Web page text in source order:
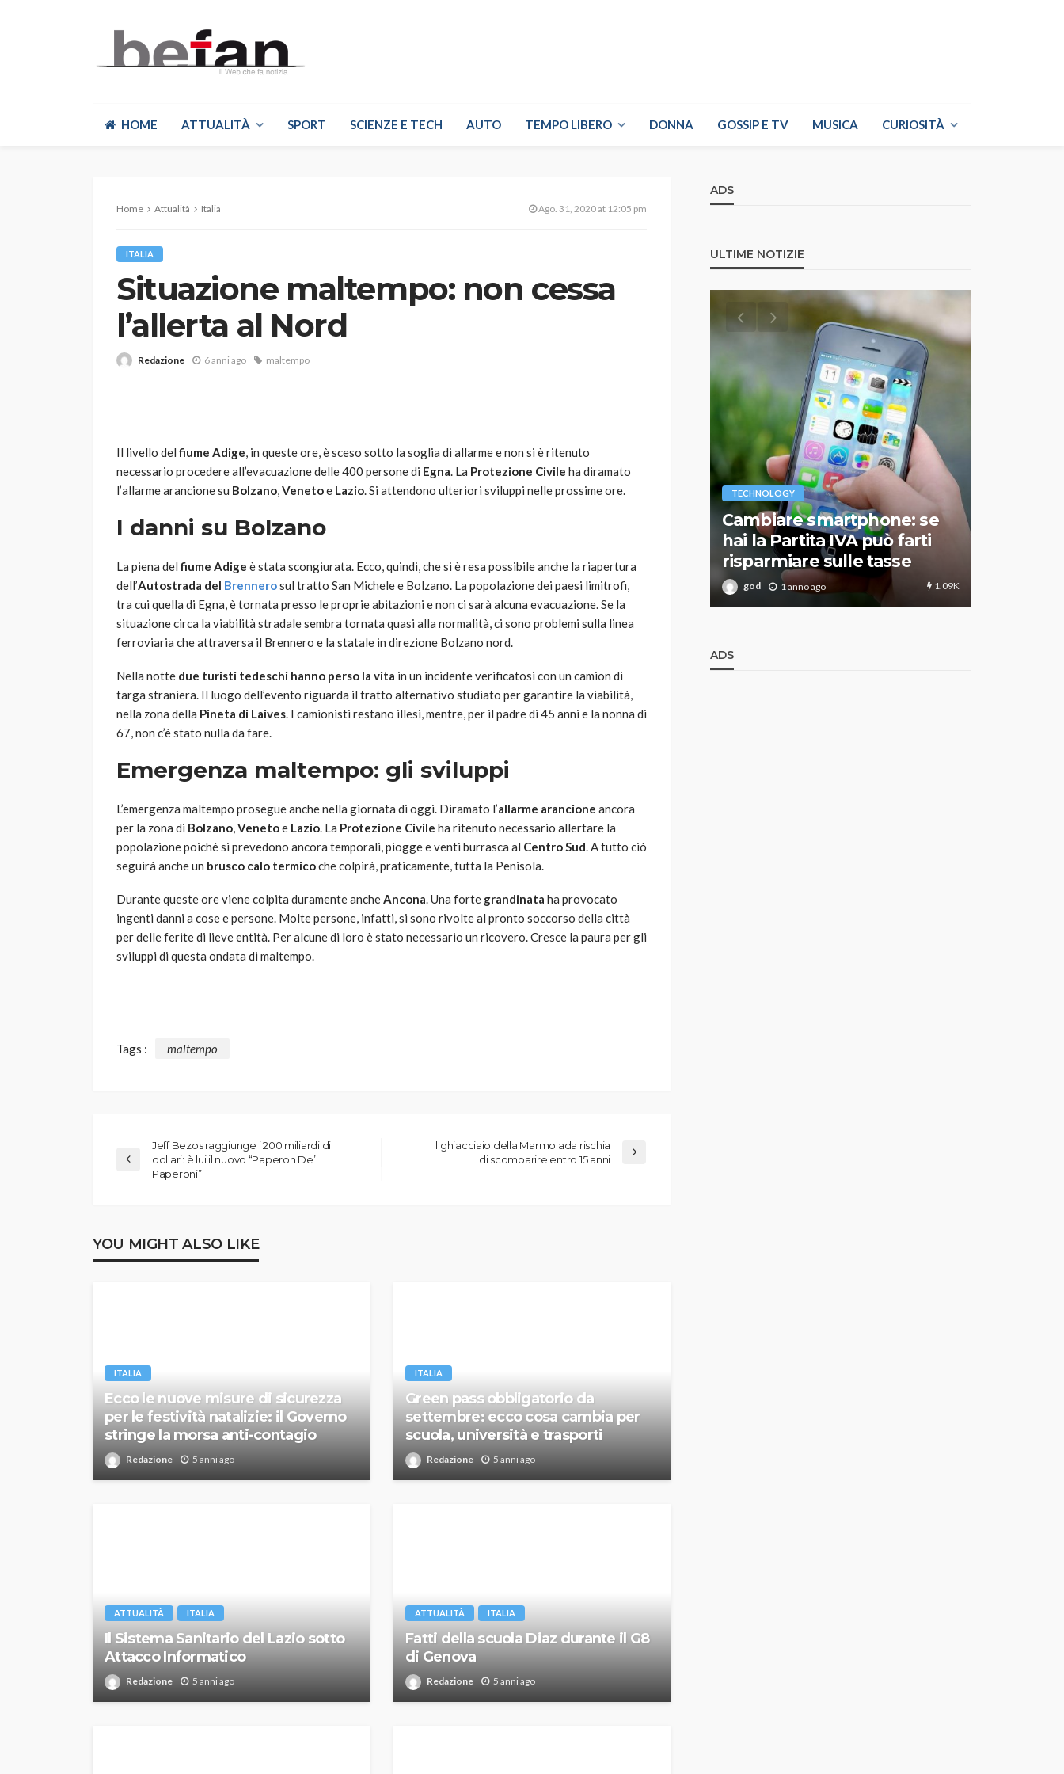
HOME ATTUALITÀ SPORT SCIENZE E TECH AUTO TEMPO LIBERO DONNA GOSSIP E TV MUSICA CURIOSITÀ
Home Attualità Italia Ago. 31, 2020 at 12:05 pm
ITALIA
Situazione maltempo: non cessa
l’allerta al Nord
Redazione 6 anni ago maltempo
Il livello delfiume Adige, in queste ore, è sceso sotto la soglia di allarme e non si è ritenuto
necessario procedere all’evacuazione delle 400 persone di Egna. La Protezione Civile ha diramato
l’allarme arancione su Bolzano,Venetoe Lazio. Si attendono ulteriori sviluppi nelle prossime ore.
I danni su Bolzano
La piena delfiume Adige è stata scongiurata. Ecco, quindi, che si è resa possibile anche la riapertura
dell’Autostrada del Brennerosul tratto San Michele e Bolzano. La popolazione dei paesi limitrofi,
tra cui quella di Egna, è tornata presso le proprie abitazioni e non ci sarà alcuna evacuazione. Se la
situazione circa la viabilità stradale sembra tornata quasi alla normalità, ci sono problemi sulla linea
ferroviaria che attraversa il Brennero e la statale in direzione Bolzano nord.
Nella notte due turisti tedeschi hanno perso la vita in un incidente verificatosi con un camion di
targa straniera. Il luogo dell’evento riguarda il tratto alternativo studiato per garantire la viabilità,
nella zona della Pineta di Laives. I camionisti restano illesi, mentre, per il padre di 45 anni e la nonna di
67, non c’è stato nulla da fare.
Emergenza maltempo: gli sviluppi
L’emergenza maltempo prosegue anche nella giornata di oggi. Diramato l’allarme arancione ancora
per la zona di Bolzano,Venetoe Lazio. La Protezione Civile ha ritenuto necessario allertare la
popolazione poiché si prevedono ancora temporali, piogge e venti burrasca al Centro Sud. A tutto ciò
seguirà anche un brusco calo termicoche colpirà, praticamente, tutta la Penisola.
Durante queste ore viene colpita duramente ancheAncona. Una forte grandinata ha provocato
ingenti danni a cose e persone. Molte persone, infatti, si sono rivolte al pronto soccorso della città
per delle ferite di lieve entità. Per alcune di loro è stato necessario un ricovero. Cresce la paura per gli
sviluppi di questa ondata di maltempo.
Tags : maltempo
Jeff Bezos raggiunge i 200 miliardi di
dollari: è lui il nuovo “Paperon De’
Paperoni”
Il ghiacciaio della Marmolada rischia
di scomparire entro 15 anni
YOU MIGHT ALSO LIKE
ITALIA
Ecco le nuove misure di sicurezza
per le festività natalizie: il Governo
stringe la morsa anti-contagio
Redazione 5 anni ago
ITALIA
Green pass obbligatorio da
settembre: ecco cosa cambia per
scuola, università e trasporti
Redazione 5 anni ago
ATTUALITÀ ITALIA
Il Sistema Sanitario del Lazio sotto
Attacco Informatico
Redazione 5 anni ago
ATTUALITÀ ITALIA
Fatti della scuola Diaz durante il G8
di Genova
Redazione 5 anni ago
ADS
ULTIME NOTIZIE
Robot tagliaerba: quale
scegliere per il tuo prato
god 1 anno ago 784
AUTO SPORT
MG alle Final 8 di Coppa
Davis: tennis mondiale e
abbracciano la stessa causa
god 9 mesi ago
TECHNOLOGY
Cambiare smartphone: se
hai la Partita IVA può farti
risparmiare sulle tasse
god 1 anno ago 1.09K
ADS